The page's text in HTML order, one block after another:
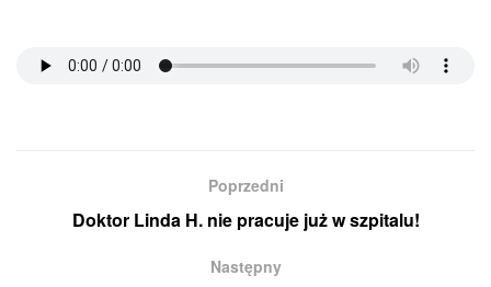
Poprzedni
Doktor Linda H. nie pracuje już w szpitalu!
Następny